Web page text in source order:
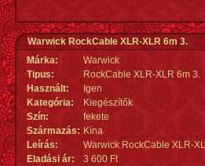
Warwick RockCable XLR-XLR 6m 3.
Márka:
Warwick
Tipus:
RockCable XLR-XLR 6m 3.
Használt:
Igen
Kategória:
Kiegészítők
Szín:
fekete
Származás: Kína
Leírás:
Warwick RockCable XLR-
Eladási ár:
3 600 Ft